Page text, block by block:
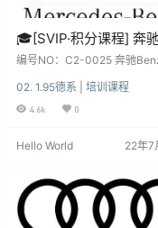
🎓[SVIP·积分课程] 奔驰
Benz 专检系统诊断系
23节课 (2.73G)
编号NO：C2-0025 奔驰
课(2.73G) 关 键 字 ：奔驰专
统诊断系统Xentry使用 电路图
识读 本套资源：SVIP直接下
究！更新不断, 勤则利, 荒则
力！有条件请支持购买正版
提醒：仅限本…
02. 1.95德系 | 培训课程
4.6k 0
Hello World 22年7